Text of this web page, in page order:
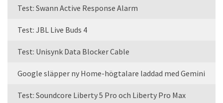
Test: Swann Active Response Alarm
Test: JBL Live Buds 4
Test: Unisynk Data Blocker Cable
Google släpper ny Home-högtalare laddad med Gemini
Test: Soundcore Liberty 5 Pro och Liberty Pro Max